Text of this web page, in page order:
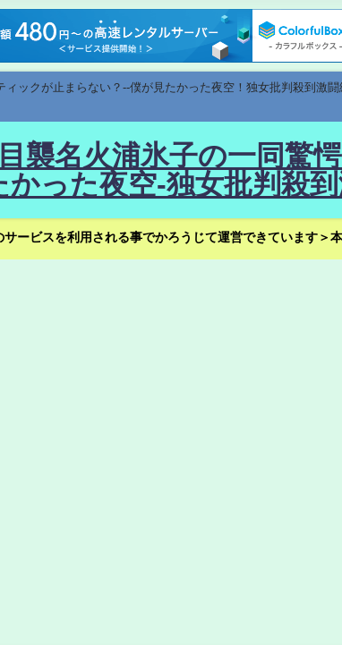
ックが止まらない？--僕が見たかった夜空！独女批判殺到激
襲名火浦氷子の一同驚
った夜空-独女批判殺
ービスを利用される事でかろうじて運営できています＞